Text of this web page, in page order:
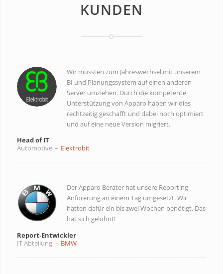
KUNDEN
Wir mussten zum Jahreswechsel mit unserem
BI und Planungssystem auf einen anderen
Server umziehen. Durch die kompetente
Unterstützung von Apparo haben wir dies
rechtzeitig geschafft und dabei noch optimiert
und auf eine neue Version migriert.
Head of IT
Automotive – Elektrobit
Der Apparo Berater hat unsere Reporting-
Anforerung an einem Tag umgesetzt. Wir
hätten dafür ein bis zwei Wochen benötigt. Das
hat sich gelohnt!
Report-Entwickler
IT Abteilung – BMW